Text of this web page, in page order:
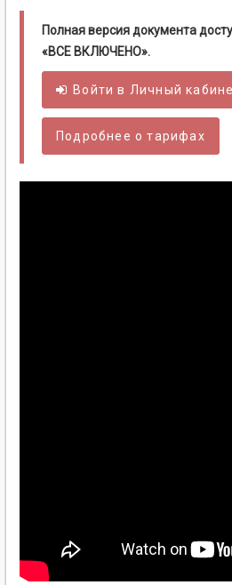
Полная версия документа
«ВСЕ ВКЛЮЧЕНО».
Войти в Личный
Подробнее о тарифах